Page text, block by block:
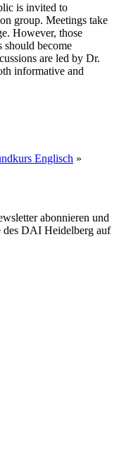
is invited to
group. Meetings take
However, those
should become
are led by Dr.
informative and
Englisch »
abonnieren und
des DAI Heidelberg auf